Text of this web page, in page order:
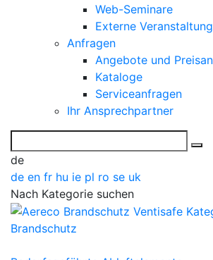
Web-Seminare
Externe
Anfragen
Angebote und
Kataloge
Serviceanfragen
Ihr Ansprechpartner
de
de en fr hu ie pl ro se uk
Nach Kategorie suchen
Brandschutz